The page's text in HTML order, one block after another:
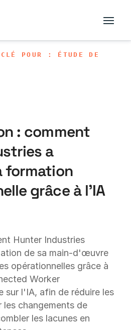
POUR : ÉTUDE DE
: comment
a
formation
grâce à l'IA
Hunter Industries
de sa main-d'œuvre
opérationnelles grâce à
Worker
sur l'IA, afin de réduire les
changements de
les lacunes en